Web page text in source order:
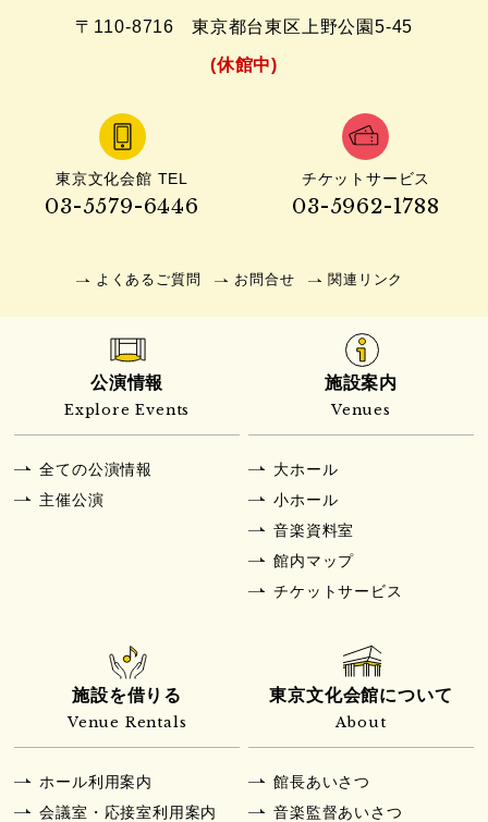
〒110-8716 東京都台東区上野公園5-45
(休館中)
東京文化会館 TEL
03-5579-6446
チケットサービス
03-5962-1788
よくあるご質問 お問合せ 関連リンク
公演情報
Explore Events
全ての公演情報
主催公演
施設案内
Venues
大ホール
小ホール
音楽資料室
館内マップ
チケットサービス
施設を借りる
Venue Rentals
ホール利用案内
会議室・応接室利用案内
東京文化会館について
About
館長あいさつ
音楽監督あいさつ